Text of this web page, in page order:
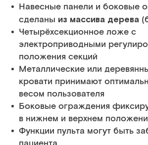
Навесные панели и боковые
сделаны из массива дерева
Четырёхсекционное ложе с
электроприводными
положения секций
Металлические или
кровати принимают
весом пользователя
Боковые ограждения
в нижнем и верхнем
Функции пульта могут быть